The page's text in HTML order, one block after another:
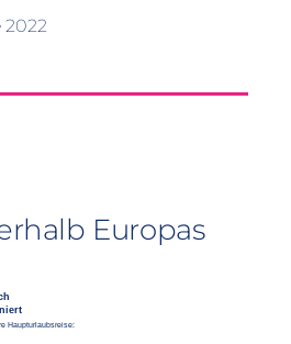
Europas